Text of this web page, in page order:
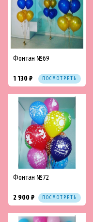
Фонтан №69
1 130 ₽ ПОСМОТРЕТЬ
Фонтан №72
2 900 ₽ ПОСМОТРЕТЬ